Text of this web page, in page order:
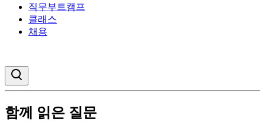
직무부트캠프
클래스
채용
함께 읽은 질문